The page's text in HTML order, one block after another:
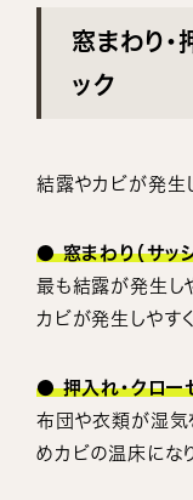
窓まわり
ック
結露やカビが発生
● 窓まわり（サッシ
最も結露が発生し
カビが発生しやすく
● 押入れ・クロー
布団や衣類が湿気
めカビの温床にな